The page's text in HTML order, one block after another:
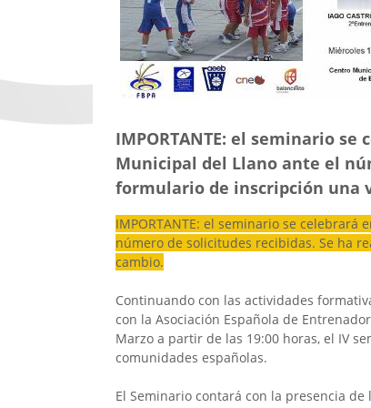
IMPORTANTE: el seminario
Municipal del Llano ante el
formulario de inscripción una
IMPORTANTE: el seminario se
número de solicitudes recibidas. Se ha
cambio.
Continuando con las actividades
con la Asociación Española de
Marzo a partir de las 19:00 horas, el IV
comunidades españolas.
El Seminario contará con la presencia de